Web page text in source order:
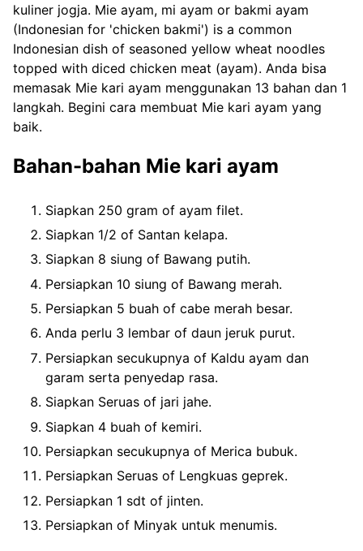
kuliner jogja. Mie ayam, mi ayam or bakmi ayam
(Indonesian for 'chicken bakmi') is a common
Indonesian dish of seasoned yellow wheat noodles
topped with diced chicken meat (ayam). Anda bisa
memasak Mie kari ayam menggunakan 13 bahan dan 1
langkah. Begini cara membuat Mie kari ayam yang
baik.
Bahan-bahan Mie kari ayam
Siapkan 250 gram of ayam filet.
Siapkan 1/2 of Santan kelapa.
Siapkan 8 siung of Bawang putih.
Persiapkan 10 siung of Bawang merah.
Persiapkan 5 buah of cabe merah besar.
Anda perlu 3 lembar of daun jeruk purut.
Persiapkan secukupnya of Kaldu ayam dan
garam serta penyedap rasa.
Siapkan Seruas of jari jahe.
Siapkan 4 buah of kemiri.
Persiapkan secukupnya of Merica bubuk.
Persiapkan Seruas of Lengkuas geprek.
Persiapkan 1 sdt of jinten.
Persiapkan of Minyak untuk menumis.